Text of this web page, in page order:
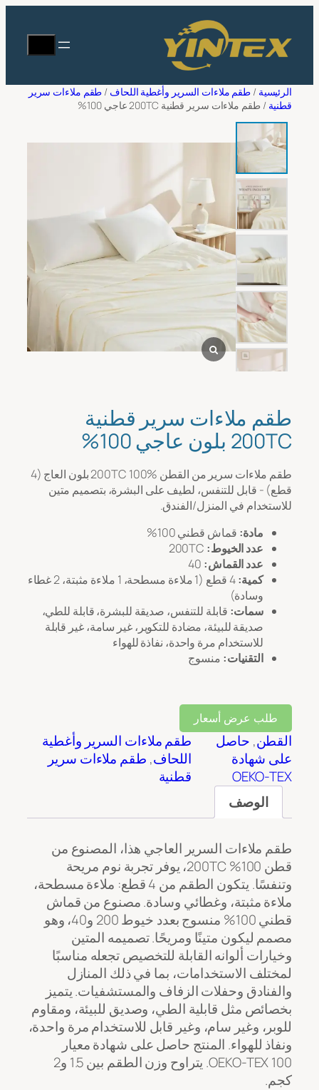
المحتوى
الرئيسية / طقم ملاءات السرير وأغطية اللحاف / طقم ملاءات سرير
قطنية / طقم ملاءات سرير قطنية 200TC عاجي 100%
طقم ملاءات سرير قطنية
200TC بلون عاجي 100%
طقم ملاءات سرير من القطن 200TC 100% بلون العاج (4
قطع) - قابل للتنفس، لطيف على البشرة، بتصميم متين
للاستخدام في المنزل/الفندق.
مادة: قماش قطني 100%
عدد الخيوط:
عدد القماش:
كمية:
4 قطع (1 ملاءة مسطحة، 1 ملاءة مثبتة، 2 غطاء
وسادة)
سمات: قابلة للتنفس، صديقة للبشرة، قابلة للطي،
صديقة للبيئة، مضادة للتكوير، غير سامة، غير قابلة
للاستخدام مرة واحدة، نفاذة للهواء
التقنيات: منسوج
طلب عرض أسعار
القطن, حاصل
على شهادة
OEKO-TEX
طقم ملاءات السرير وأغطية
اللحاف, طقم ملاءات سرير
قطنية
الوصف
طقم ملاءات السرير العاجي هذا، المصنوع من
قطن 100% 200TC، يوفر تجربة نوم مريحة
وتنفسًا. يتكون الطقم من 4 قطع: ملاءة مسطحة،
ملاءة مثبتة، وغطائي وسادة. مصنوع من قماش
قطني 100% منسوج بعدد خيوط 200 و40، وهو
مصمم ليكون متينًا ومريحًا. تصميمه المتين
وخيارات ألوانه القابلة للتخصيص تجعله مناسبًا
لمختلف الاستخدامات، بما في ذلك المنازل
والفنادق وحفلات الزفاف والمستشفيات. يتميز
بخصائص مثل قابلية الطي، وصديق للبيئة، ومقاوم
للوبر، وغير سام، وغير قابل للاستخدام مرة واحدة،
ونفاذ للهواء. المنتج حاصل على شهادة معيار
OEKO-TEX 100. يتراوح وزن الطقم بين 1.5 و2
كجم.
طلب عرض الأسعار
الاسم الكامل*
اسم الشركة *
رسالة
يُقدِّم